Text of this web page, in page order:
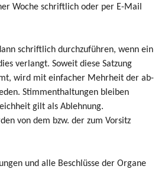
Woche schriftlich oder per E-Mail
schriftlich durchzuführen, wenn ein
verlangt. Soweit diese Satzung
wird mit einfacher Mehrheit der ab-
Stimmenthaltungen bleiben
gilt als Ablehnung.
von dem bzw. der zum Vorsitz
und alle Beschlüsse der Organe